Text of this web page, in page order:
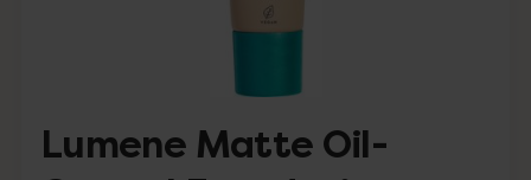
Lumene Matte Oil-